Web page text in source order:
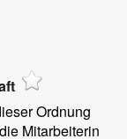
Ordnung
Mitarbeiterin